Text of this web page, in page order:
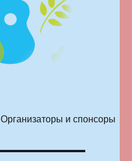
Организаторы и спонсоры